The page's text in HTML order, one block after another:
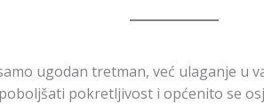
ugodan tretman, već ulaganje u
pokretljivost i općenito se